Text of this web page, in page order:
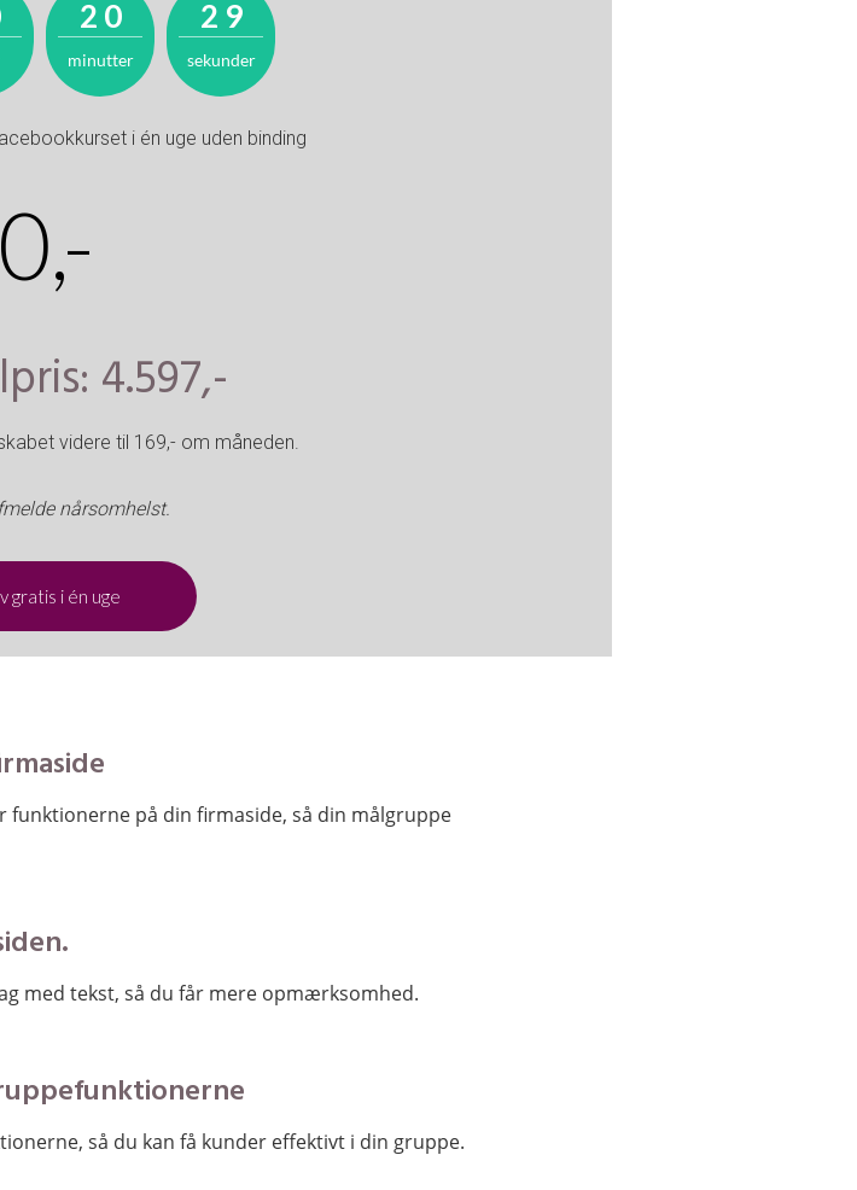
2
2
0
0
minutter
2
2
8
9
sekunder
i én uge uden binding
0,-
4.597,-
videre til 169,- om måneden.
nårsomhelst.
gratis i én uge
på din firmaside, så din målgruppe
med tekst, så du får mere opmærksomhed.
så du kan få kunder effektivt i din gruppe.